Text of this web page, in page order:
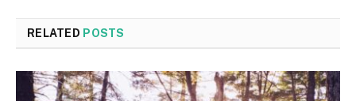
RELATED POSTS